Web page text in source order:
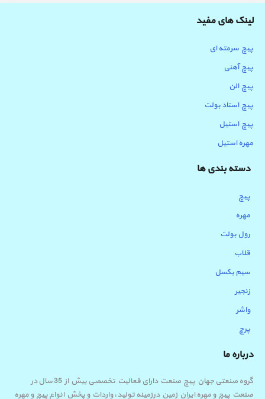
لینک های مفید
پیچ سرمته ای
پیچ آهنی
پیچ الن
پیچ استاد بولت
پیچ استیل
مهره استیل
دسته بندی ها
پیچ
مهره
رول بولت
قلاب
سیم بکسل
زنجیر
واشر
پرچ
درباره ما
گروه صنعتی جهان پیچ صنعت دارای فعالیت تخصصی بیش از 35 سال در
صنعت پیچ و مهره ایران زمین درزمینه تولید، واردات و پخش انواع پیچ و مهره